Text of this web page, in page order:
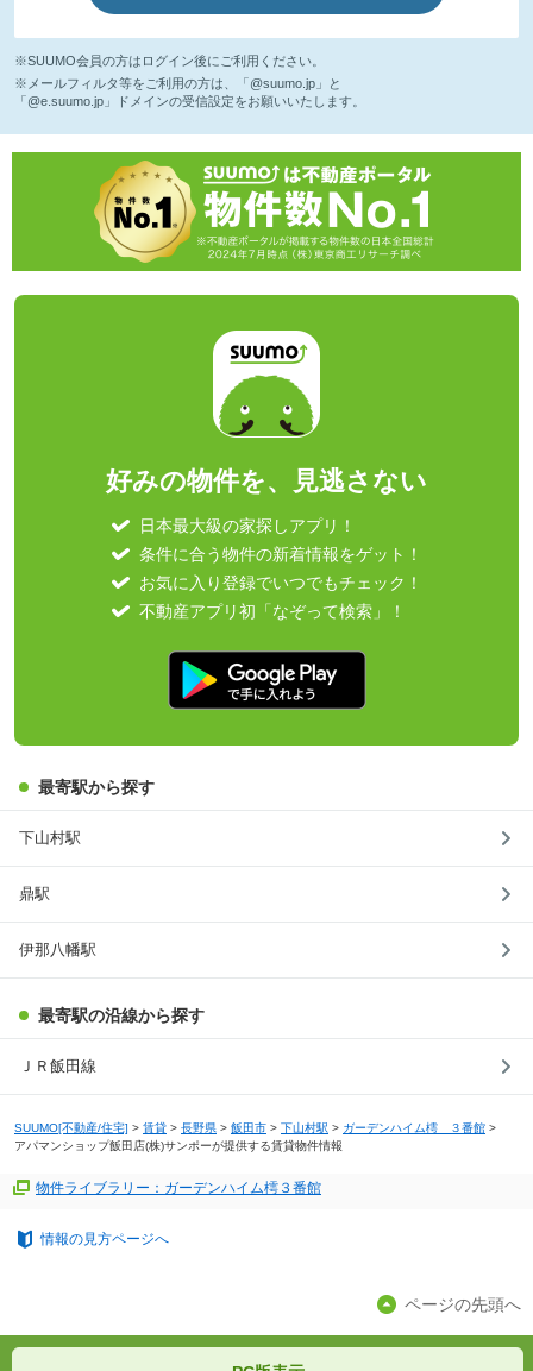
※SUUMO会員の方はログイン後にご利用ください。
※メールフィルタ等をご利用の方は、「@suumo.jp」と
「@e.suumo.jp」ドメインの受信設定をお願いいたします。
好みの物件を、見逃さない
日本最大級の家探しアプリ！
条件に合う物件の新着情報をゲット！
お気に入り登録でいつでもチェック！
不動産アプリ初「なぞって検索」！
最寄駅から探す
下山村駅
鼎駅
伊那八幡駅
最寄駅の沿線から探す
ＪＲ飯田線
SUUMO[不動産/住宅] > 賃貸 > 長野県 > 飯田市 > 下山村駅 > ガーデンハイム樗 ３番館 >
アパマンショップ飯田店(株)サンポーが提供する賃貸物件情報
物件ライブラリー：ガーデンハイム樗３番館
情報の見方ページへ
ページの先頭へ